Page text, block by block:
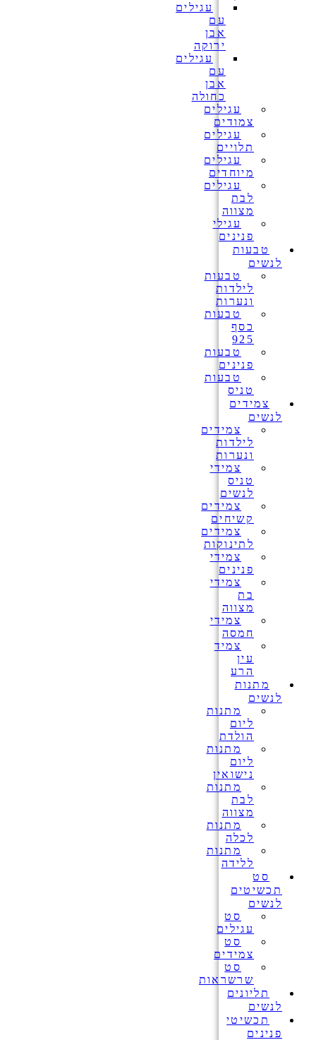
עגילים
עם
אבן
ירוקה
עגילים
עם
אבן
כחולה
עגילים
צמודים
עגילים
תלויים
עגילים
מיוחדים
עגילים
לבת
מצווה
עגילי
פנינים
טבעות
לנשים
טבעות
לילדות
ונערות
טבעות
כסף
925
טבעות
פנינים
טבעות
טניס
צמידים
לנשים
צמידים
לילדות
ונערות
צמידי
טניס
לנשים
צמידים
קשיחים
צמידים
לתינוקות
צמידי
פנינים
צמידי
בת
מצווה
צמידי
חמסה
צמיד
עין
הרע
מתנות
לנשים
מתנות
ליום
הולדת
מתנות
ליום
נישואין
מתנות
לבת
מצווה
מתנות
לכלה
מתנות
ללידה
סט
תכשיטים
לנשים
סט
עגילים
סט
צמידים
סט
שרשראות
תליונים
לנשים
תכשיטי
פנינים